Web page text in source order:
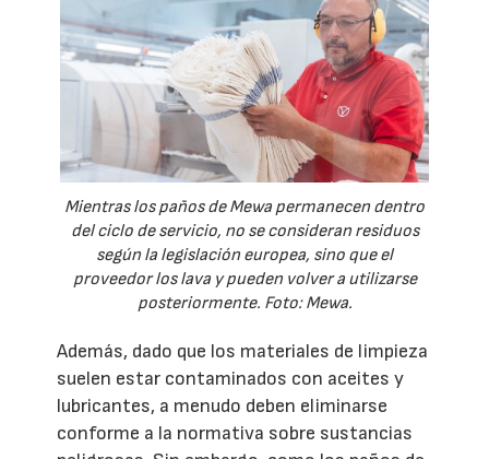
Mientras los paños de Mewa permanecen dentro
del ciclo de servicio, no se consideran residuos
según la legislación europea, sino que el
proveedor los lava y pueden volver a utilizarse
posteriormente. Foto: Mewa.
Además, dado que los materiales de limpieza
suelen estar contaminados con aceites y
lubricantes, a menudo deben eliminarse
conforme a la normativa sobre sustancias